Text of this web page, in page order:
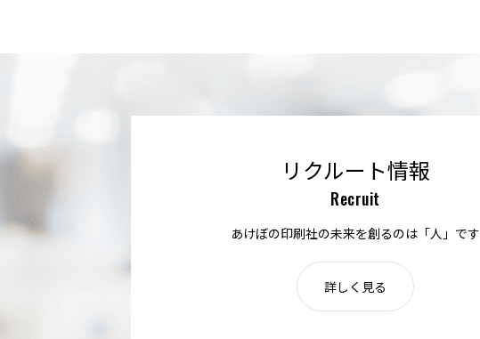
リクルート情報
Recruit
あけぼの印刷社の未来を創るのは「人」です
詳しく見る